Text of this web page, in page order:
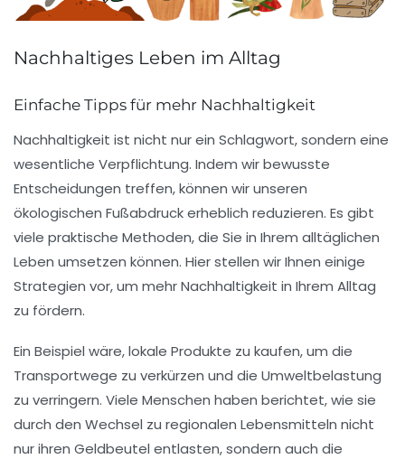
Nachhaltiges Leben im Alltag
Einfache Tipps für mehr Nachhaltigkeit
Nachhaltigkeit ist nicht nur ein Schlagwort, sondern eine
wesentliche Verpflichtung. Indem wirbewusste
Entscheidungen treffen, können wir unseren
ökologischen Fußabdruck erheblich reduzieren. Es gibt
viele praktische Methoden, die Sie in Ihrem alltäglichen
Leben umsetzen können. Hier stellen wir Ihnen einige
Strategien vor, um mehrNachhaltigkeit in Ihrem Alltag
zu fördern.
Ein Beispiel wäre, lokale Produkte zu kaufen, um die
Transportwege zu verkürzen und die Umweltbelastung
zu verringern. Viele Menschen haben berichtet, wie sie
durch den Wechsel zu regionalen Lebensmitteln nicht
nur ihren Geldbeutel entlasten, sondern auch die